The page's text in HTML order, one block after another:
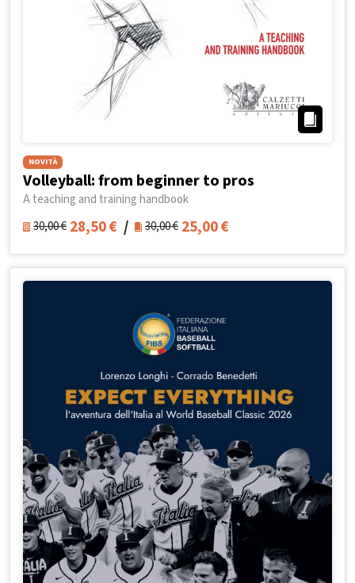
NOVITÀ
Volleyball: from beginner to pros
A teaching and training handbook
30,00€ 28,50€ / 30,00€ 25,00€